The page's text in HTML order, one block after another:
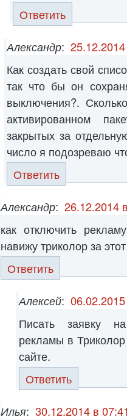
Ответить
Александр:
Как создать свой
так что бы он
выключения?.
активированном
закрытых за
число я подозреваю
Ответить
Александр: 26.12.2014
как отключить
навижу триколор за
Ответить
Алексей:
Писать заявку
рекламы в
сайте.
Ответить
Илья: 30.12.2014 в